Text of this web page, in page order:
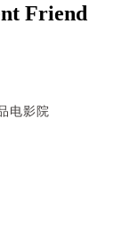
Friend
电影院